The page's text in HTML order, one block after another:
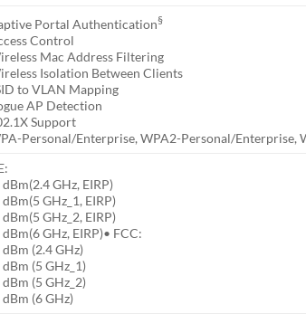
Portal Authentication§
Control
Mac Address Filtering
Isolation Between Clients
to VLAN Mapping
AP Detection
Support
Personal/Enterprise, WPA2-Personal/Enterprise,
GHz, EIRP)
GHz_1, EIRP)
GHz_2, EIRP)
GHz, EIRP)• FCC:
dBm (2.4 GHz)
dBm (5 GHz_1)
dBm (5 GHz_2)
dBm (6 GHz)